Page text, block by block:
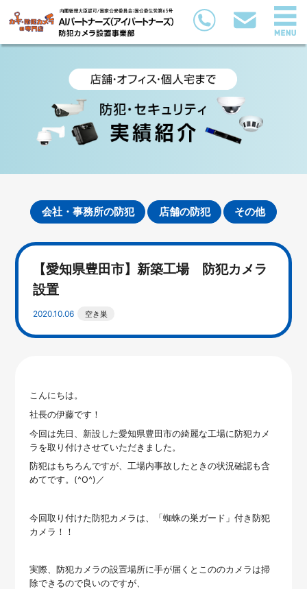
会社・事務所の防犯 店舗の防犯 その他
【愛知県豊田市】新築工場 防犯カメラ
設置
2020.10.06 空き巣
こんにちは。
社長の伊藤です！
今回は先日、新設した愛知県豊田市の綺麗な工場に防犯カメ
ラを取り付けさせていただきました。
防犯はもちろんですが、工場内事故したときの状況確認も含
めてです。(^O^)／
今回取り付けた防犯カメラは、「蜘蛛の巣ガード」付き防犯
カメラ！！
実際、防犯カメラの設置場所に手が届くとこののカメラは掃
除できるので良いのですが、